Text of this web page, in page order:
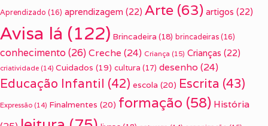
Aprendizado (16) aprendizagem (22) Arte (63) artigos (22)
Avisa lá (122) Brincadeira (18) brincadeiras (16)
conhecimento(26) Creche (24) Criança (15) Crianças (22)
criatividade (14) Cuidados (19) cultura (17) desenho (24)
Educação Infantil (42) escola (20) Escrita (43)
Expressão (14) Finalmentes (20) formação (58) História